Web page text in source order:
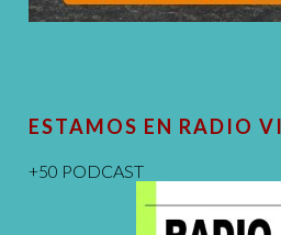
ESTAMOS EN RADIO
+50 PODCAST